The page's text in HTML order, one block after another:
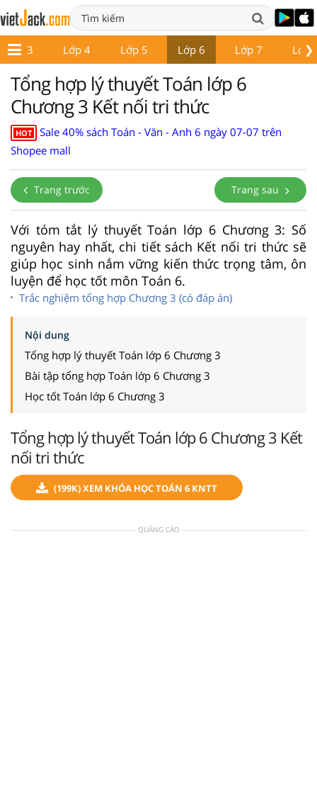
❯
Lớp 3 Lớp 4 Lớp 5 Lớp 6 Lớp 7 Lớp
Tổng hợp lý thuyết Toán lớp 6
Chương 3 Kết nối tri thức
HOT
Sale 40% sách Toán - Văn - Anh 6 ngày 07-07 trên
Shopee mall
Trang trước Trang sau
Với tóm tắt lý thuyết Toán lớp 6 Chương 3: Số
nguyên hay nhất, chi tiết sách Kết nối tri thức sẽ
giúp học sinh nắm vững kiến thức trọng tâm, ôn
luyện để học tốt môn Toán 6.
Trắc nghiệm tổng hợp Chương 3 (có đáp án)
Nội dung
Tổng hợp lý thuyết Toán lớp 6 Chương 3
Bài tập tổng hợp Toán lớp 6 Chương 3
Học tốt Toán lớp 6 Chương 3
Tổng hợp lý thuyết Toán lớp 6 Chương 3 Kết
nối tri thức
(199K) XEM KHÓA HỌC TOÁN 6 KNTT
QUẢNG CÁO